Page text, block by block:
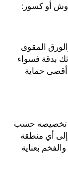
أو كسور:
المقوى
بدقة فسواء
حماية
تخصيصه حسب
أي منطقة
بعناية